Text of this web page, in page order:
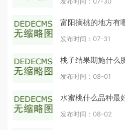
富阳摘桃的地方有
发布时间：07-31
桃子结果期施什么
发布时间：08-01
水蜜桃什么品种最
发布时间：08-02